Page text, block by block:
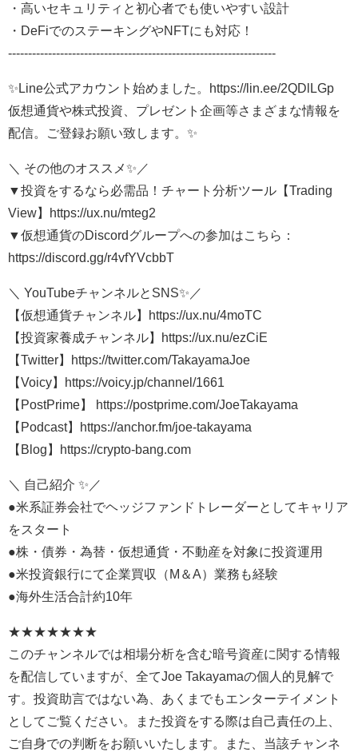
・高いセキュリティと初心者でも使いやすい設計
・DeFiでのステーキングやNFTにも対応！
-------------------------------------------------------------------
✨Line公式アカウント始めました。https://lin.ee/2QDlLGp
仮想通貨や株式投資、プレゼント企画等さまざまな情報を
配信。ご登録お願い致します。✨
＼ その他のオススメ✨／
▼投資をするなら必需品！チャート分析ツール【Trading
View】https://ux.nu/mteg2
▼仮想通貨のDiscordグループへの参加はこちら：
https://discord.gg/r4vfYVcbbT
＼ YouTubeチャンネルとSNS✨／
【仮想通貨チャンネル】https://ux.nu/4moTC
【投資家養成チャンネル】https://ux.nu/ezCiE
【Twitter】https://twitter.com/TakayamaJoe
【Voicy】https://voicy.jp/channel/1661
【PostPrime】 https://postprime.com/JoeTakayama
【Podcast】https://anchor.fm/joe-takayama
【Blog】https://crypto-bang.com
＼ 自己紹介 ✨／
●米系証券会社でヘッジファンドトレーダーとしてキャリア
をスタート
●株・債券・為替・仮想通貨・不動産を対象に投資運用
●米投資銀行にて企業買収（M＆A）業務も経験
●海外生活合計約10年
★★★★★★★
このチャンネルでは相場分析を含む暗号資産に関する情報
を配信していますが、全てJoe Takayamaの個人的見解で
す。投資助言ではない為、あくまでもエンターテイメント
としてご覧ください。また投資をする際は自己責任の上、
ご自身での判断をお願いいたします。また、当該チャンネ